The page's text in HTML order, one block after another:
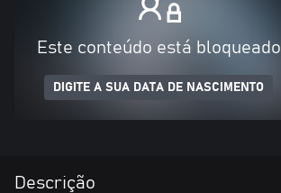
Este conteúdo está bloqueado
DIGITE A SUA DATA DE NASCIMENTO
Descrição